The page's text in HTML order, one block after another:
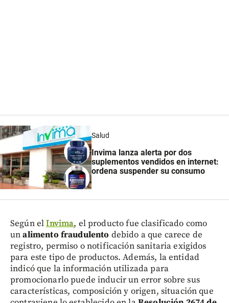
Salud
Invima lanza alerta por dos
suplementos vendidos en internet:
ordena suspender su consumo
Según elInvima, el producto fue clasificado como
unalimento fraudulento debido a que carece de
registro, permiso o notificación sanitaria exigidos
para este tipo de productos. Además, la entidad
indicó que la información utilizada para
promocionarlo puede inducir un error sobre sus
características, composición y origen, situación que